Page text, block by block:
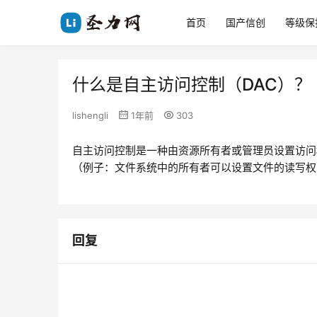
首页 国产信创 等级保
什么是自主访问控制（DAC）？
lishengli 1年前 303
自主访问控制是一种由资源所有者或管理员设置访
（例子：文件系统中的所有者可以设置文件的读写
回复